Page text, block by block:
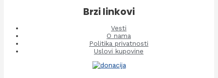
Brzi linkovi
Vesti
O nama
Politika privatnosti
Uslovi kupovine